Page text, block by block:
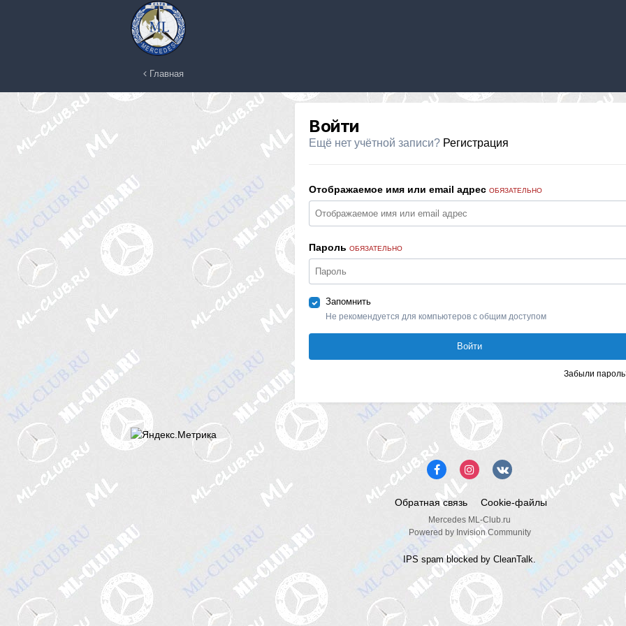
Главная
Войти
Ещё нет учётной записи? Регистрация
Отображаемое имя или email адрес ОБЯЗАТЕЛЬНО
Пароль ОБЯЗАТЕЛЬНО
Запомнить
Не рекомендуется для компьютеров с общим доступом
Войти
Забыли
Обратная связь Cookie-файлы
Mercedes ML-Club.ru
Powered by Invision Community
IPS spamblocked by CleanTalk.